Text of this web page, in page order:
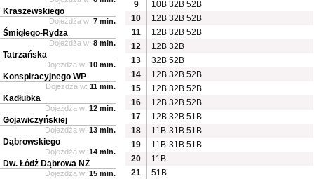
9
10B 32B 52B
10
12B 32B 52B
11
12B 32B 52B
12
12B 32B
13
32B 52B
14
12B 32B 52B
15
12B 32B 52B
16
12B 32B 52B
17
12B 32B 51B
18
11B 31B 51B
19
11B 31B 51B
20
11B
21
51B
Kraszewskiego
Dojeżdża w: 7 min.
Śmigłego-Rydza
Dojeżdża w: 8 min.
Tatrzańska
Dojeżdża w: 10 min.
Konspiracyjnego WP
Dojeżdża w: 11 min.
Kadłubka
Dojeżdża w: 12 min.
Gojawiczyńskiej
Dojeżdża w: 13 min.
Dąbrowskiego
Dojeżdża w: 14 min.
Dw. Łódź Dąbrowa NŻ
Dojeżdża w: 15 min.